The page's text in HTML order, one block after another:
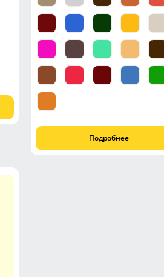
Подробнее